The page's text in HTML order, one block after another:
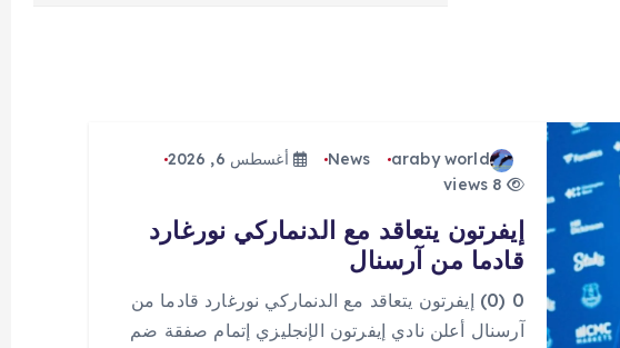
araby world
News
أغسطس 6, 2026
إيفرتون يتعاقد مع الدنماركي نورغارد
قادما من آرسنال
0 (0) إيفرتون يتعاقد مع الدنماركي نورغارد قادما من
آرسنال أعلن نادي إيفرتون الإنجليزي إتمام صفقة ضم